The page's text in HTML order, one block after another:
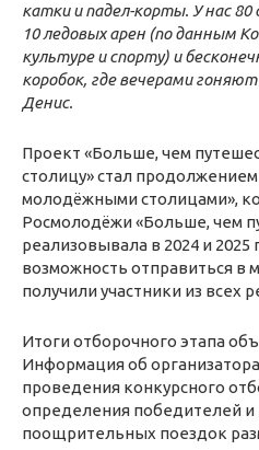
катки и падел-корты. У нас 80
10 ледовых арен (по данным
культуре и спорту) и
коробок, где вечерами
Денис.
Проект «Больше, чем
столицу» стал
молодёжными столицами»,
Росмолодёжи «Больше, чем
реализовывала в 2024 и 2025
возможность отправиться в
получили участники из всех
Итоги отборочного этапа
Информация об
проведения конкурсного
определения победителей и
поощрительных поездок